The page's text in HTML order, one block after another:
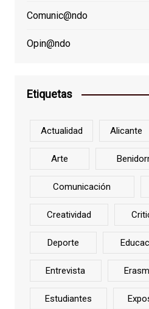
Comunic@ndo
Opin@ndo
Etiquetas
Actualidad Alicante
Arte
Comunicación
Creatividad
Deporte
Entrevista
Estudiantes